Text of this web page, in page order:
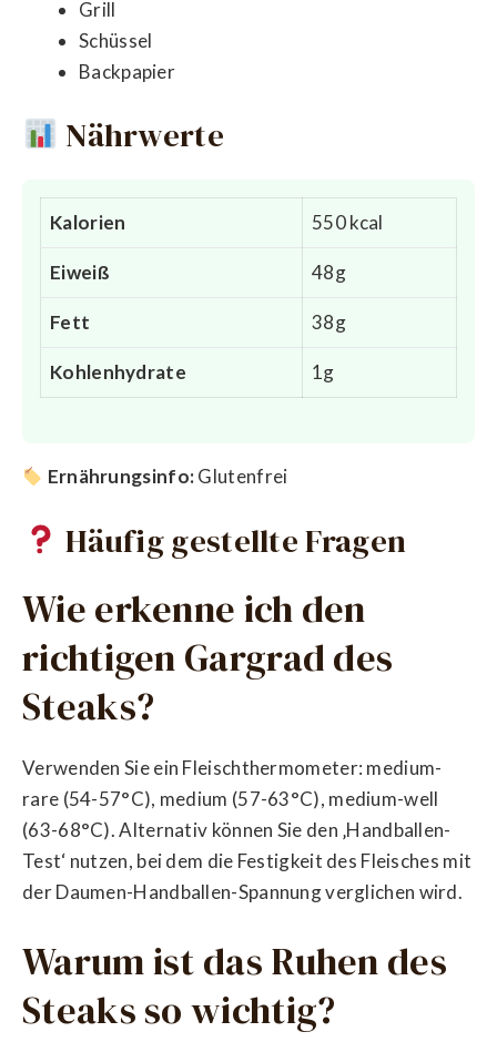
Grill
Schüssel
Backpapier
Nährwerte
Kalorien 550 kcal
Eiweiß 48g
Fett 38g
Kohlenhydrate 1g
Ernährungsinfo:Glutenfrei
Häufig gestellte Fragen
Wie erkenne ich den
richtigen Gargrad des
Steaks?
Verwenden Sie ein Fleischthermometer: medium-
rare (54-57°C), medium (57-63°C), medium-well
(63-68°C). Alternativ können Sie den ‚Handballen-
Test‘ nutzen, bei dem die Festigkeit des Fleisches mit
der Daumen-Handballen-Spannung verglichen wird.
Warum ist das Ruhen des
Steaks so wichtig?